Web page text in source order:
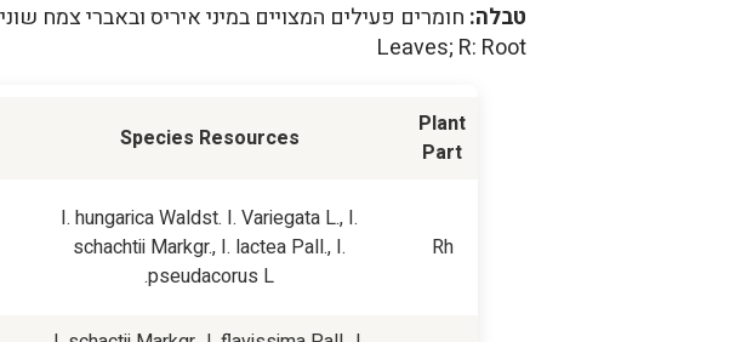
טבלה:
Leaves; R: Root
Plant
Part
Species Resources
Rh
I. hungaricaWaldst. I. Variegata L., I.
schachtii Markgr., I. lactea Pall., I.
pseudacorus L.